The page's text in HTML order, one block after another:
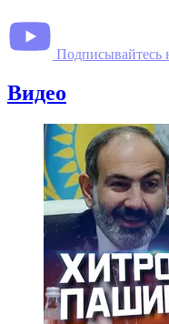
Подписывайтесь
Видео